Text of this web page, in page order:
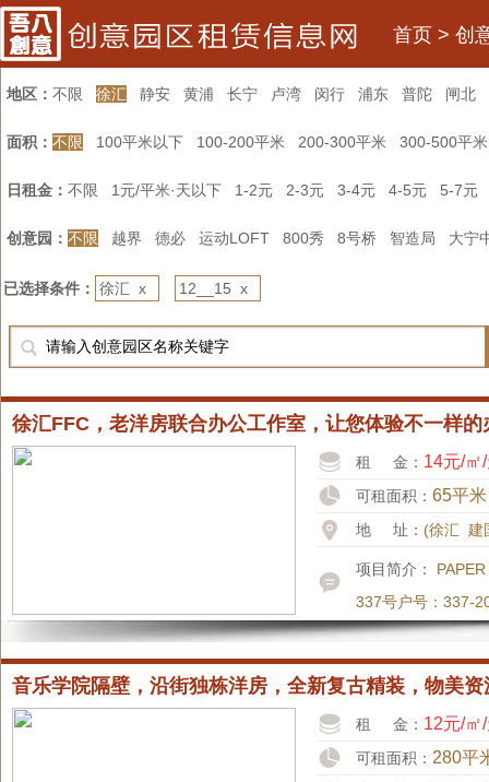
首页 > 创
地区： 不限 徐汇 静安 黄浦 长宁 卢湾 闵行 浦东 普陀 闸北
面积： 不限 100平米以下 100-200平米 200-300平米 300-500平米
日租金： 不限 1元/平米·天以下 1-2元 2-3元 3-4元 4-5元 5-7元
创意园： 不限 越界 德必 运动LOFT 800秀 8号桥 智造局 大宁
已选择条件： 徐汇 x 12__15 x
徐汇FFC，老洋房联合办公工作室，让您体验不一样
租 金： 14元/㎡
可租面积： 65平米
地 址： (徐汇 建
项目简介：
337号户号：337-
音乐学院隔壁，沿街独栋洋房，全新复古精装，物美资
租 金： 12元/㎡
可租面积： 280平